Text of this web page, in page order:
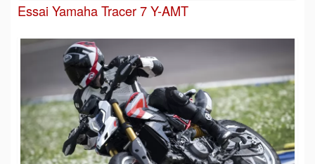
Essai Yamaha Tracer 7 Y-AMT